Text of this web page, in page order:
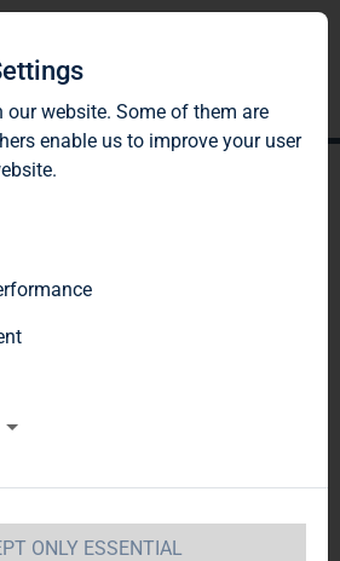
AG:
mit dem
our website. Some of them are
enable us to improve your user
ONLY ESSENTIAL